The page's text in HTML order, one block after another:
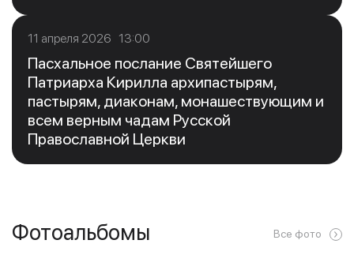
11 апреля 2026 13:00
Пасхальное послание Святейшего
Патриарха Кирилла архипастырям,
пастырям, диаконам, монашествующим и
всем верным чадам Русской
Православной Церкви
Фотоальбомы Все фото